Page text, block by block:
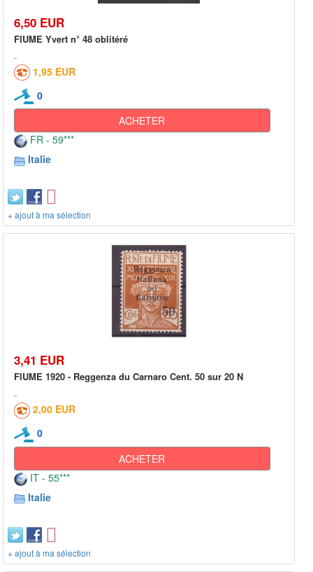
6,50 EUR
FIUME Yvert n° 48 oblitéré
1,95 EUR
0
ACHETER
FR - 59***
Italie
+ ajout à ma sélection
3,41 EUR
FIUME 1920 - Reggenza du Carnaro Cent. 50 sur 20 N
2,00 EUR
0
ACHETER
IT - 55***
Italie
+ ajout à ma sélection